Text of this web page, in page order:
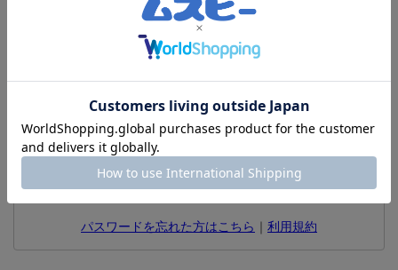
ムスビー会員の方
ムスビーをご利用いただくには「ログイン」が必要です。
ログインしたままにする
パスワードを忘れた方はこちら 利用規約